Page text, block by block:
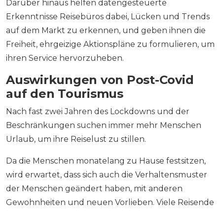
Darüber hinaus helfen datengesteuerte
Erkenntnisse Reisebüros dabei, Lücken und Trends
auf dem Markt zu erkennen, und geben ihnen die
Freiheit, ehrgeizige Aktionspläne zu formulieren, um
ihren Service hervorzuheben.
Auswirkungen von Post-Covid
auf den Tourismus
Nach fast zwei Jahren des Lockdowns und der
Beschränkungen suchen immer mehr Menschen
Urlaub, um ihre Reiselust zu stillen.
Da die Menschen monatelang zu Hause festsitzen,
wird erwartet, dass sich auch die Verhaltensmuster
der Menschen geändert haben, mit anderen
Gewohnheiten und neuen Vorlieben. Viele Reisende